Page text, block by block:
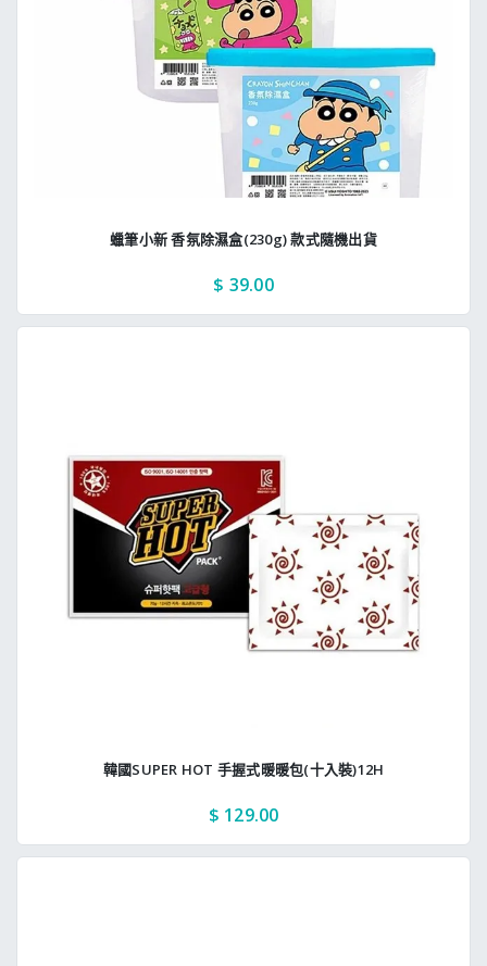
蠟筆小新 香氛除濕盒(230g) 款式隨機出貨
$ 39.00
韓國SUPER HOT 手握式暖暖包(十入裝)12H
$ 129.00